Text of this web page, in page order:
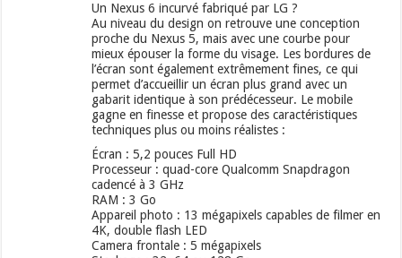
Un Nexus 6 incurvé fabriqué par LG ?
Au niveau du design on retrouve une conception
proche du Nexus 5, mais avec une courbe pour
mieux épouser la forme du visage. Les bordures de
l’écran sont également extrêmement fines, ce qui
permet d’accueillir un écran plus grand avec un
gabarit identique à son prédécesseur. Le mobile
gagne en finesse et propose des caractéristiques
techniques plus ou moins réalistes :
Écran : 5,2 pouces Full HD
Processeur : quad-core Qualcomm Snapdragon
cadencé à 3 GHz
RAM : 3 Go
Appareil photo : 13 mégapixels capables de filmer en
4K, double flash LED
Camera frontale : 5 mégapixels